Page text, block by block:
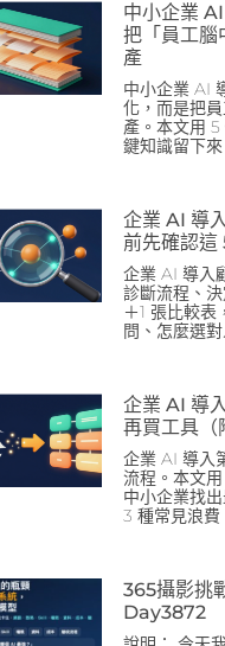
中小企業
把「員工腦
產
中小企業 AI
化，而是把
產。本文用
鍵知識留下
企業 AI 導
前先確認這
企業 AI 導入
診斷流程、
＋1 張比較
問、怎麼選對
企業 AI 導
再買工具（
企業 AI 導入
流程。本文
中小企業找
3 種常見浪費
365攝影挑
Day3872